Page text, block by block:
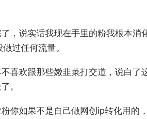
，说实话我现在手里的粉我根本消
过任何流量。
喜欢跟那些嫩韭菜打交道，说白了
。
你如果不是自己做网创ip转化用的